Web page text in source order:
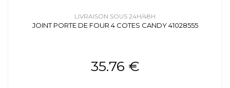
LIVRAISON SOUS 24H/48H
JOINT PORTE DE FOUR 4 COTES CANDY 41028555
35.76 €